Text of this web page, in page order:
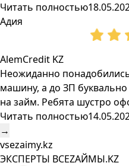
Читать полностью
Адия
AlemCredit KZ
Неожиданно
машину, а до ЗП
на займ. Ребята шустро
Читать полностью
→
vsezaimy.kz
ЭКСПЕРТЫ ВСЕZAЙМЫ.KZ